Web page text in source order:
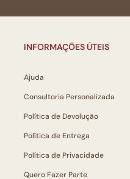
INFORMAÇÕES ÚTEIS
Ajuda
Consultoria Personalizada
Política de Devolução
Política de Entrega
Política de Privacidade
Quero Fazer Parte